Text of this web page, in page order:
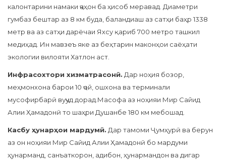
калонтарини намаки ҷаҳон ба ҳисоб меравад. Диаметри
гумбаз бештар аз 8 км буда, баландиаш аз сатҳи баҳр 1338
метр ва аз сатҳи дарёчаи Яхсу қариб 700 метро ташкил
медиҳад. Ин мавзеъ яке аз беҳтарин маконҳои саёҳати
экологии вилояти Хатлон аст.
Инфрасохтори хизматрасонӣ. Дар ноҳия бозор,
меҳмонхона барои 10 ҷой, ошхона ва терминали
мусофирбарӣ вуҷуд дорад.Масофа аз ноҳияи Мир Сайид
Алии Ҳамадонӣ то шаҳри Душанбе 180 км мебошад.
Касбу ҳунарҳои мардумӣ. Дар тамоми Ҷумҳурӣ ва берун
аз он ноҳияи Мир Сайид Алии Ҳамадонӣ бо мардуми
ҳунарманд, санъаткорон, адибон, ҳунармандон ва дигар